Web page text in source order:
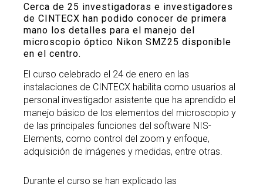
Cerca de 25 investigadoras e investigadores
de CINTECX han podido conocer de primera
mano los detalles para el manejo del
microscopio óptico Nikon SMZ25 disponible
en el centro.
El curso celebrado el 24 de enero en las
instalaciones de CINTECX habilita como usuarios al
personal investigador asistente que ha aprendido el
manejo básico de los elementos del microscopio y
de las principales funciones del software NIS-
Elements, como control del zoom y enfoque,
adquisición de imágenes y medidas, entre otras.
Durante el curso se han explicado las